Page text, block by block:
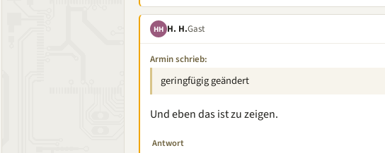
HH H. H.Gast
Armin schrieb:
geringfügig geändert
Und eben das ist zu zeigen.
Antwort